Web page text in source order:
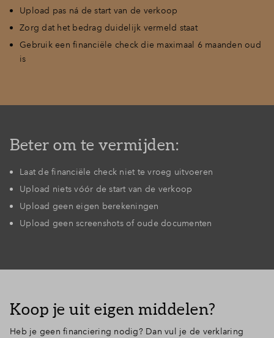
Upload pas ná de start van de verkoop
Zorg dat het bedrag duidelijk vermeld staat
Gebruik een financiële check die maximaal 6 maanden oud
is
Beter om te vermijden:
Laat de financiële check niet te vroeg uitvoeren
Upload niets vóór de start van de verkoop
Upload geen eigen berekeningen
Upload geen screenshots of oude documenten
Koop je uit eigen middelen?
Heb je geen financiering nodig? Dan vul je de verklaring